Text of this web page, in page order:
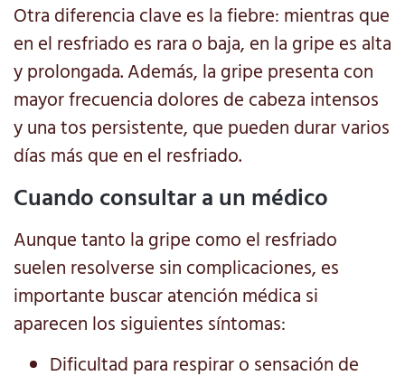
Otra diferencia clave es la fiebre: mientras que
en el resfriado es rara o baja, en la gripe es alta
y prolongada. Además, la gripe presenta con
mayor frecuencia dolores de cabeza intensos
y una tos persistente, que pueden durar varios
días más que en el resfriado.
Cuando consultar a un médico
Aunque tanto la gripe como el resfriado
suelen resolverse sin complicaciones, es
importante buscar atención médica si
aparecen los siguientes síntomas:
Dificultad para respirar o sensación de